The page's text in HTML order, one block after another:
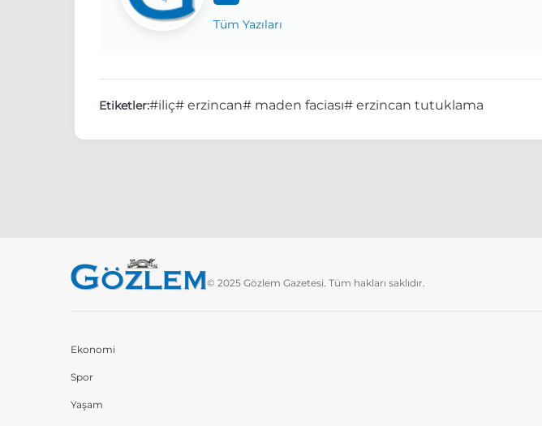
Tüm Yazıları
Etiketler:#iliç# erzincan# maden faciası# erzincan tutuklama
© 2025 Gözlem Gazetesi. Tüm hakları saklıdır.
Ekonomi
Spor
Yaşam